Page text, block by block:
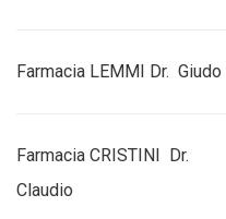
Farmacia LEMMI Dr. Giudo
Farmacia CRISTINI Dr.
Claudio